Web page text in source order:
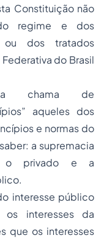
Constituição não
regime e dos
dos tratados
do Brasil
chama de
aqueles dos
e normas do
a supremacia
o privado e a
interesse público
interesses da
que os interesses